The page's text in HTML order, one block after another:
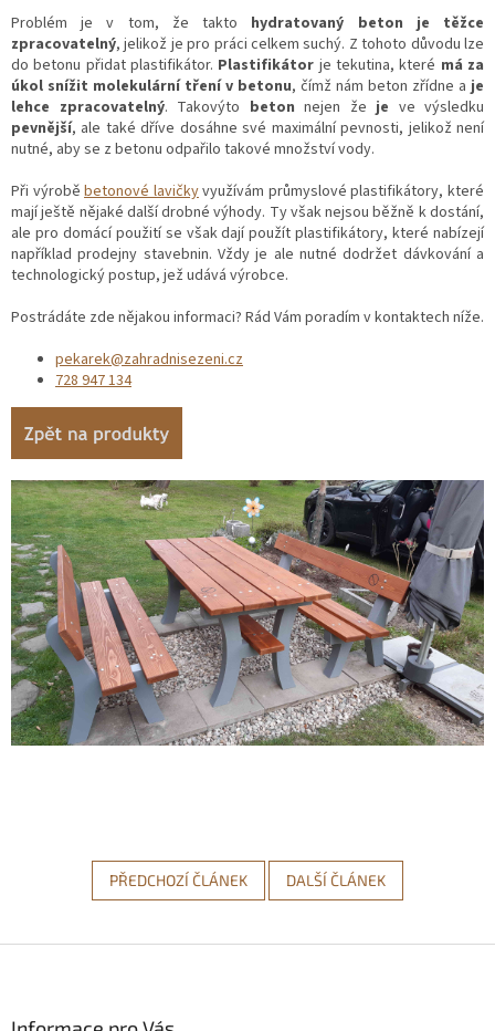
Problém je v tom, že takto hydratovaný beton je těžce
zpracovatelný, jelikož je pro práci celkem suchý. Z tohoto důvodu lze
do betonu přidat plastifikátor. Plastifikátor je tekutina, které má za
úkol snížit molekulární tření v betonu, čímž nám beton zřídne a je
lehce zpracovatelný. Takovýto beton nejen že je ve výsledku
pevnější, ale také dříve dosáhne své maximální pevnosti, jelikož není
nutné, aby se z betonu odpařilo takové množství vody.
Při výroběbetonové lavičkyvyužívám průmyslové plastifikátory, které
mají ještě nějaké další drobné výhody. Ty však nejsou běžně k dostání,
ale pro domácí použití se však dají použít plastifikátory, které nabízejí
například prodejny stavebnin. Vždy je ale nutné dodržet dávkování a
technologický postup, jež udává výrobce.
Postrádáte zde nějakou informaci? Rád Vám poradím v kontaktech níže.
pekarek@zahradnisezeni.cz
728 947 134
PŘEDCHOZÍ ČLÁNEK DALŠÍ ČLÁNEK